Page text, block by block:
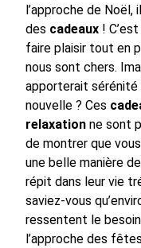
l’approche de Noël,
des cadeaux !
faire plaisir tout en
nous sont chers.
apporterait sérénité
nouvelle ? Ces
relaxation ne sont
de montrer que
une belle manière
répit dans leur vie
saviez-vous
ressentent le
l’approche des